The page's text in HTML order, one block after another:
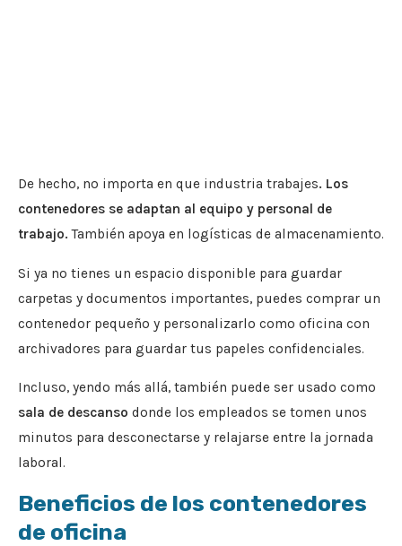
De hecho, no importa en que industria trabajes. Los
contenedores se adaptan al equipo y personal de
trabajo. También apoya en logísticas de almacenamiento.
Si ya no tienes un espacio disponible para guardar
carpetas y documentos importantes, puedes comprar un
contenedor pequeño y personalizarlo como oficina con
archivadores para guardar tus papeles confidenciales.
Incluso, yendo más allá, también puede ser usado como
sala de descanso donde los empleados se tomen unos
minutos para desconectarse y relajarse entre la jornada
laboral.
Beneficios de los contenedores
de oficina